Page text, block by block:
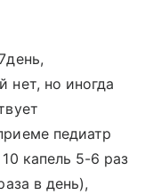
нет, но иногда
педиатр
капель 5-6 раз
в день),